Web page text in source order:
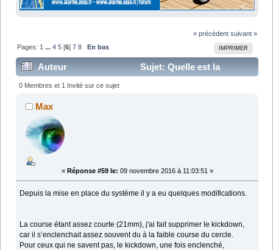
« précédent suivant »
IMPRIMER
Pages: 1 ...4 5 [6]7 8 En bas
Auteur
Sujet: Quelle est la
meilleure adaptation voiture (conduite para) ? (Lu
158329 fois)
0 Membres et 1 Invité sur ce sujet
Max
« Réponse #59 le: 09 novembre 2016 à 11:03:51 »
Depuis la mise en place du système il y a eu quelques modifications.
La course étant assez courte (21mm), j'ai fait supprimer le kickdown,
car il s’enclenchait assez souvent du à la faible course du cercle.
Pour ceux qui ne savent pas, le kickdown, une fois enclenché,